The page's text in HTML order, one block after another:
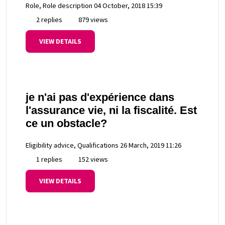
Role, Role description 04 October, 2018 15:39
2 replies
879 views
VIEW DETAILS
je n'ai pas d'expérience dans
l'assurance vie, ni la fiscalité. Est
ce un obstacle?
Eligibility advice, Qualifications 26 March, 2019 11:26
1 replies
152 views
VIEW DETAILS